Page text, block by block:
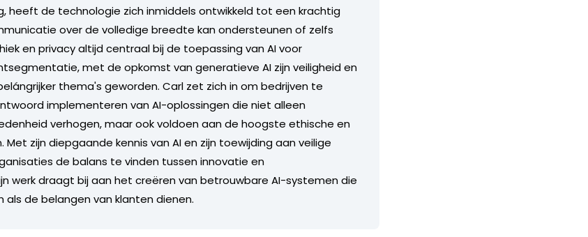
heeft de technologie zich inmiddels ontwikkeld tot een krachtig
over de volledige breedte kan ondersteunen of zelfs
en privacy altijd centraal bij de toepassing van AI voor
met de opkomst van generatieve AI zijn veiligheid en
thema's geworden. Carl zet zich in om bedrijven te
implementeren van AI-oplossingen die niet alleen
verhogen, maar ook voldoen aan de hoogste ethische en
zijn diepgaande kennis van AI en zijn toewijding aan veilige
de balans te vinden tussen innovatie en
werk draagt bij aan het creëren van betrouwbare AI-systemen die
als de belangen van klanten dienen.